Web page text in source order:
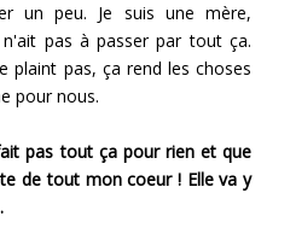
un peu. Je suis une mère,
pas à passer par tout ça.
plaint pas, ça rend les choses
pour nous.
pas tout ça pour rien et que
de tout mon coeur ! Elle va y